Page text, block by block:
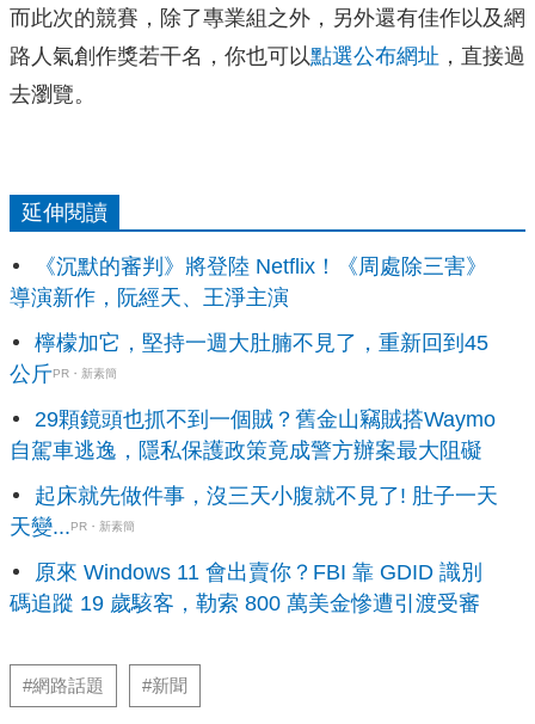
而此次的競賽，除了專業組之外，另外還有佳作以及網
路人氣創作獎若干名，你也可以點選公布網址 ，直接過
去瀏覽。
延伸閱讀
《沉默的審判》將登陸 Netflix！《周處除三害》
導演新作，阮經天、王淨主演
檸檬加它，堅持一週大肚腩不見了，重新回到45
公斤PR・新素簡
29顆鏡頭也抓不到一個賊？舊金山竊賊搭Waymo
自駕車逃逸，隱私保護政策竟成警方辦案最大阻礙
起床就先做件事，沒三天小腹就不見了! 肚子一天
天變...PR・新素簡
原來 Windows 11 會出賣你？FBI 靠 GDID 識別
碼追蹤 19 歲駭客，勒索 800 萬美金慘遭引渡受審
#網路話題 #新聞